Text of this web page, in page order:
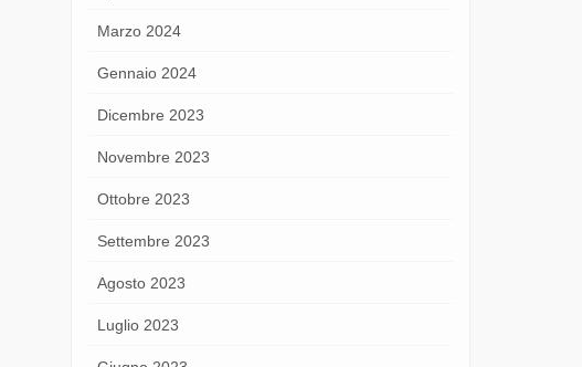
Marzo 2024
Gennaio 2024
Dicembre 2023
Novembre 2023
Ottobre 2023
Settembre 2023
Agosto 2023
Luglio 2023